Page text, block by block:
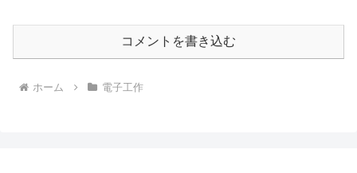
コメントを書き込む
ホーム 電子工作